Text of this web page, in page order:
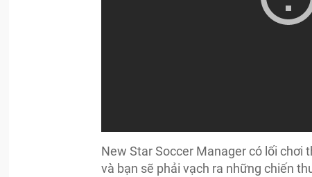
New Star Soccer Manager có lối chơi
và bạn sẽ phải vạch ra những chiến